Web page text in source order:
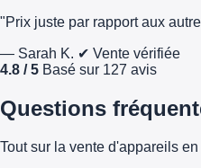
"Prix juste par rapport aux
— Sarah K. ✔ Vente vérifiée
4.8 / 5 Basé sur 127 avis
Questions
Tout sur la vente d'appareils